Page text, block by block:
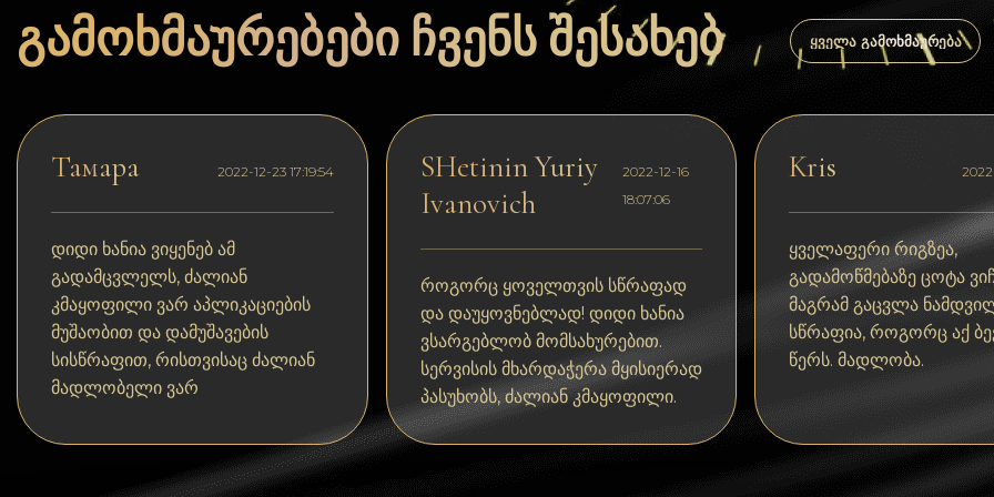
Dogecoin
Dash
Solana
Cardano (ADA)
Bitcoin Cash
Bitcoin SV (BSV)
Arbitrum
Cosmos (ATOM)
გამოხმაურებები ჩვენს შესახებ ᲧᲕᲔᲚᲐ ᲒᲐᲛᲝᲮᲛᲐᲣᲠᲔᲑᲐ
Тамара 2022-12-23 17:19:54
დიდი ხანია ვიყენებ ამ
გადამცვლელს, ძალიან
კმაყოფილი ვარ აპლიკაციების
მუშაობით და დამუშავების
სისწრაფით, რისთვისაც ძალიან
მადლობელი ვარ
SHetinin Yuriy
Ivanovich
2022-12-16
18:07:06
როგორც ყოველთვის სწრაფად
და დაუყოვნებლად! დიდი ხანია
ვსარგებლობ მომსახურებით.
სერვისის მხარდაჭერა მყისიერად
პასუხობს, ძალიან კმაყოფილი.
Kris
ყველაფერი რიგზეა,
გადამოწმებაზე ცოტა
მაგრამ გაცვლა
სწრაფია, როგორც აქ
წერს. მადლობა.